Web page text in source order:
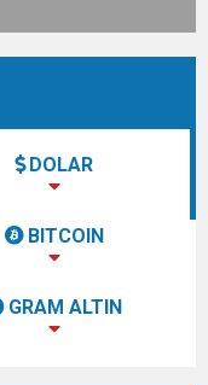
DOLAR
BITCOIN
GRAM ALTIN